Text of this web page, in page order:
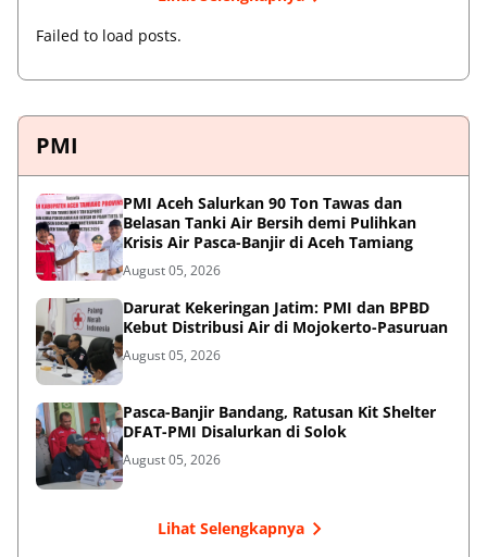
Failed to load posts.
PMI
PMI Aceh Salurkan 90 Ton Tawas dan
Belasan Tanki Air Bersih demi Pulihkan
Krisis Air Pasca-Banjir di Aceh Tamiang
August 05, 2026
Darurat Kekeringan Jatim: PMI dan BPBD
Kebut Distribusi Air di Mojokerto-Pasuruan
August 05, 2026
Pasca-Banjir Bandang, Ratusan Kit Shelter
DFAT-PMI Disalurkan di Solok
August 05, 2026
Lihat Selengkapnya